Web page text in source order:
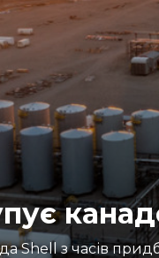
Shell з часів